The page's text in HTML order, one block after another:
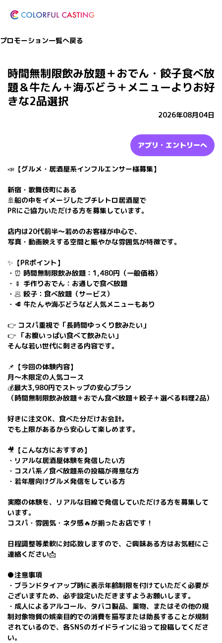
プロモーション一覧へ戻る
時間無制限飲み放題＋おでん・餃子食べ放
題＆牛たん＋海ぶどう＋メニューよりお好
きな2品選択
2026年08月04日
アプリ・エントリーへ
📣【グルメ・居酒屋系インフルエンサー様募集】
新宿・歌舞伎町にある
🚢船の中をイメージしたプチレトロ居酒屋で
PRにご協力いただける方を募集しています。
店内は20代前半〜若めのお客様が中心で、
写真・動画映えする空間と賑やかな雰囲気が特徴です。
✨【PRポイント】
・⏰ 時間無制限飲み放題：1,480円（一般価格）
・🍢 手作りおでん：お通しで食べ放題
・🥟 餃子：食べ放題（サービス）
・🥩 牛たんや海ぶどうなど人気メニューもあり
👉 コスパ重視で「長時間ゆっくり飲みたい」
👉 「お腹いっぱい食べて飲みたい」
そんな若い世代に刺さる内容です。
📌【今回の体験内容】
月〜木限定の人気コース
💰最大3,980円でストップの安心プラン
（時間無制限飲み放題＋おでん食べ放題＋餃子＋選べる料理2品）
好きに注文OK、食べた分だけお会計。
でも上限があるから安心して楽しめます。
🎥【こんな方におすすめ】
・リアルな居酒屋体験を発信したい方
・コスパ系／食べ放題系の投稿が得意な方
・若年層向けグルメ発信をしている方
実際の体験を、リアルな目線で発信していただける方を募集して
います。
コスパ・雰囲気・ネタ感🔥が揃ったお店です！
日程調整等柔軟に対応致しますので、ご興味ある方はお気軽にご
連絡ください📩
●注意事項
・ブランドタイアップ時に表示年齢制限を付けていただく必要が
ございますため、必ず設定いただきますようお願いします。
・成人によるアルコール、タバコ製品、薬物、またはその他の規
制対象物質の娯楽目的での消費を描写または助長することが規制
されているので、各SNSのガイドラインに沿って投稿してくださ
い。